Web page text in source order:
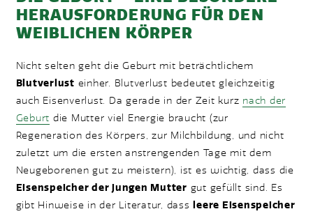
HERAUSFORDERUNG FÜR DEN
WEIBLICHEN KÖRPER
Nicht selten geht die Geburt mit beträchtlichem
Blutverlust einher. Blutverlust bedeutet gleichzeitig
auch Eisenverlust. Da gerade in der Zeit kurz nach der
Geburt die Mutter viel Energie braucht (zur
Regeneration des Körpers, zur Milchbildung, und nicht
zuletzt um die ersten anstrengenden Tage mit dem
Neugeborenen gut zu meistern), ist es wichtig, dass die
Eisenspeicher der jungen Mutter gut gefüllt sind. Es
gibt Hinweise in der Literatur, dass leere Eisenspeicher